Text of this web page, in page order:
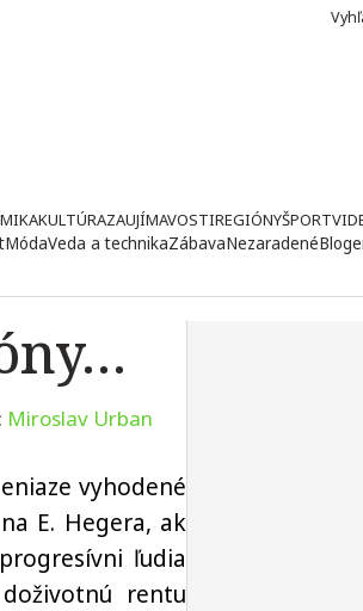
KULTÚRAZAUJÍMAVOSTIREGIÓNYŠPORT
MódaVeda a technikaZábavaNezaradené
Miroslav Urban
vyhodené
E. Hegera, ak
ľudia
rentu